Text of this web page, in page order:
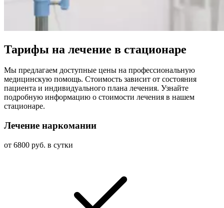
Тарифы на лечение в стационаре
Мы предлагаем доступные цены на профессиональную
медицинскую помощь. Стоимость зависит от состояния
пациента и индивидуального плана лечения. Узнайте
подробную информацию о стоимости лечения в нашем
стационаре.
Лечение наркомании
от 6800 руб. в сутки